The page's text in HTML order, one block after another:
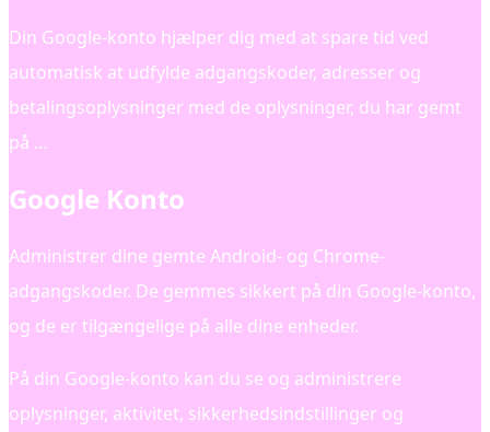
Din Google-konto hjælper dig med at spare tid ved
automatisk at udfylde adgangskoder, adresser og
betalingsoplysninger med de oplysninger, du har gemt
på …
Google Konto
Administrer dine gemte Android- og Chrome-
adgangskoder. De gemmes sikkert på din Google-konto,
og de er tilgængelige på alle dine enheder.
På din Google-konto kan du se og administrere
oplysninger, aktivitet, sikkerhedsindstillinger og